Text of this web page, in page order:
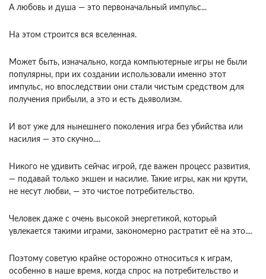
А любовь и душа — это первоначальный импульс...
На этом строится вся вселенная.
Может быть, изначально, когда компьютерные игры не были
популярны, при их создании использовали именно этот
импульс, но впоследствии они стали чистым средством для
получения прибыли, а это и есть дьяволизм.
И вот уже для нынешнего поколения игра без убийства или
насилия — это скучно....
Никого не удивить сейчас игрой, где важен процесс развития,
— подавай только экшен и насилие. Такие игры, как ни крути,
не несут любви, — это чистое потребительство.
Человек даже с очень высокой энергетикой, который
увлекается такими играми, закономерно растратит её на это....
Поэтому советую крайне осторожно относиться к играм,
особенно в наше время, когда спрос на потребительство и